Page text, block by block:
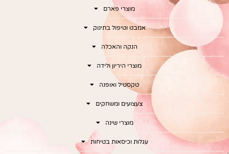
מוצרי פארם
אמבט וטיפול בתינוק
הנקה והאכלה
מוצרי היריון ולידה
טקסטיל ואופנה
צעצועים ומשחקים
מוצרי שינה
עגלות וכיסאות בטיחות